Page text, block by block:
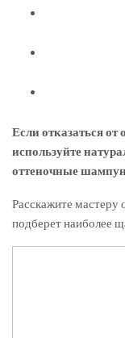
Если отказаться
используйте
оттеночные
Расскажите мастеру
подберет наиболее